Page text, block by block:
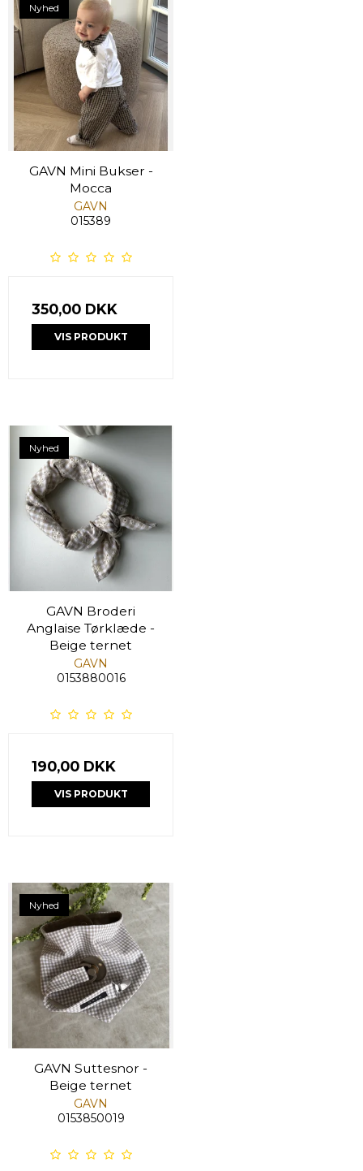
Nyhed
GAVN Mini Bukser -
Mocca
GAVN
015389
350,00 DKK
VIS PRODUKT
Nyhed
GAVN Broderi
Anglaise Tørklæde -
Beige ternet
GAVN
0153880016
190,00 DKK
VIS PRODUKT
Nyhed
GAVN Suttesnor -
Beige ternet
GAVN
0153850019